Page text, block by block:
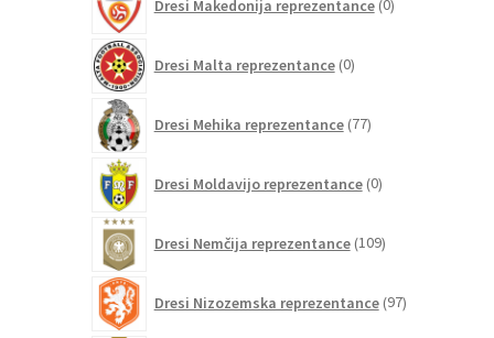
Dresi Makedonija reprezentance 0izdelkov
Dresi Malta reprezentance 0izdelkov
Dresi Mehika reprezentance 77izdelkov
Dresi Moldavijo reprezentance 0izdelkov
Dresi Nemčija reprezentance 109izdelkov
Dresi Nizozemska reprezentance 97izdelkov